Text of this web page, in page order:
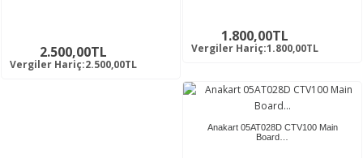
2.500,00TL
Vergiler Hariç:2.500,00TL
1.800,00TL
Vergiler Hariç:1.800,00TL
Anakart 05AT028D CTV100 Main
Board…